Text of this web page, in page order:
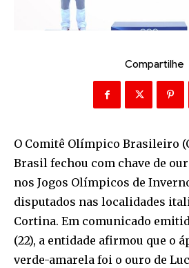
Compartilhe
O Comitê Olímpico Brasileiro
Brasil fechou com chave de
nos Jogos Olímpicos de
disputados nas localidades
Cortina. Em comunicado
(22), a entidade afirmou que o
verde-amarela foi o ouro de